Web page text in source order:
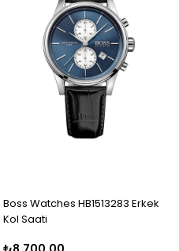
Boss Watches HB1513283 Erkek
Kol Saati